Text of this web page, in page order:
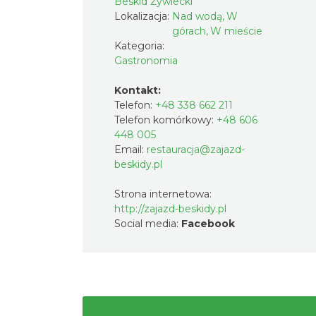
Lokalizacja: Nad wodą, W
górach, W mieście
Kategoria:
Gastronomia
Kontakt:
Telefon: +48 338 662 211
Telefon komórkowy: +48 606
448 005
Email: restauracja@zajazd-
beskidy.pl
Strona internetowa:
http://zajazd-beskidy.pl
Social media: Facebook